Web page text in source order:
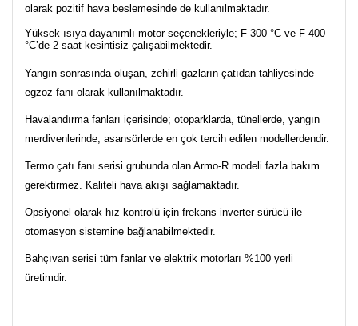
olarak pozitif hava beslemesinde de kullanılmaktadır.
Yüksek ısıya dayanımlı motor seçenekleriyle; F 300 °C ve F 400
°C’de 2 saat kesintisiz çalışabilmektedir.
Yangın sonrasında oluşan, zehirli gazların çatıdan tahliyesinde
egzoz fanı olarak kullanılmaktadır.
Havalandırma fanları içerisinde; otoparklarda, tünellerde, yangın
merdivenlerinde, asansörlerde en çok tercih edilen modellerdendir.
Termo çatı fanı serisi grubunda olan Armo-R modeli fazla bakım
gerektirmez. Kaliteli hava akışı sağlamaktadır.
Opsiyonel olarak hız kontrolü için frekans inverter sürücü ile
otomasyon sistemine bağlanabilmektedir.
Bahçıvan serisi tüm fanlar ve elektrik motorları %100 yerli
üretimdir.